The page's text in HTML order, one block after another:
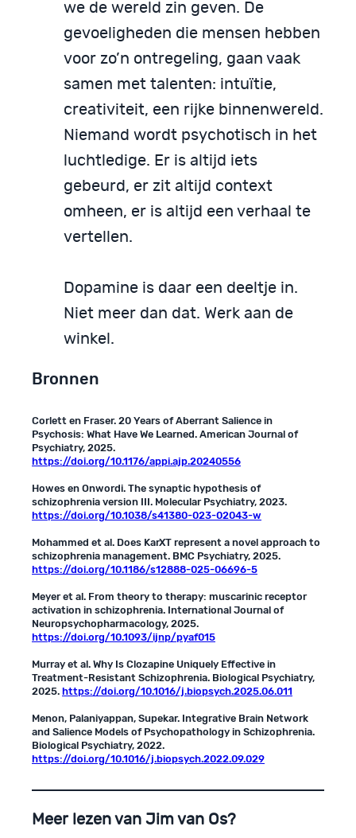
we de wereld zin geven. De
gevoeligheden die mensen hebben
voor zo’n ontregeling, gaan vaak
samen met talenten: intuïtie,
creativiteit, een rijke binnenwereld.
Niemand wordt psychotisch in het
luchtledige. Er is altijd iets
gebeurd, er zit altijd context
omheen, er is altijd een verhaal te
vertellen.
Dopamine is daar een deeltje in.
Niet meer dan dat. Werk aan de
winkel.
Bronnen
Corlett en Fraser. 20 Years of Aberrant Salience in
Psychosis: What Have We Learned. American Journal of
Psychiatry, 2025.
https://doi.org/10.1176/appi.ajp.20240556
Howes en Onwordi. The synaptic hypothesis of
schizophrenia version III. Molecular Psychiatry, 2023.
https://doi.org/10.1038/s41380-023-02043-w
Mohammed et al. Does KarXT represent a novel approach to
schizophrenia management. BMC Psychiatry, 2025.
https://doi.org/10.1186/s12888-025-06696-5
Meyer et al. From theory to therapy: muscarinic receptor
activation in schizophrenia. International Journal of
Neuropsychopharmacology, 2025.
https://doi.org/10.1093/ijnp/pyaf015
Murray et al. Why Is Clozapine Uniquely Effective in
Treatment-Resistant Schizophrenia. Biological Psychiatry,
2025. https://doi.org/10.1016/j.biopsych.2025.06.011
Menon, Palaniyappan, Supekar. Integrative Brain Network
and Salience Models of Psychopathology in Schizophrenia.
Biological Psychiatry, 2022.
https://doi.org/10.1016/j.biopsych.2022.09.029
Meer lezen van Jim van Os?